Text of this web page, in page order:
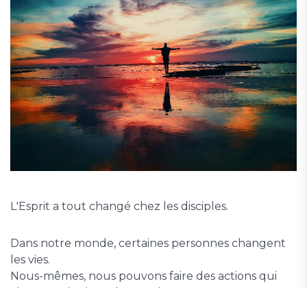
L'Esprit a tout changé chez les disciples.
Dans notre monde, certaines personnes changent
les vies.
Nous-mêmes, nous pouvons faire des actions qui